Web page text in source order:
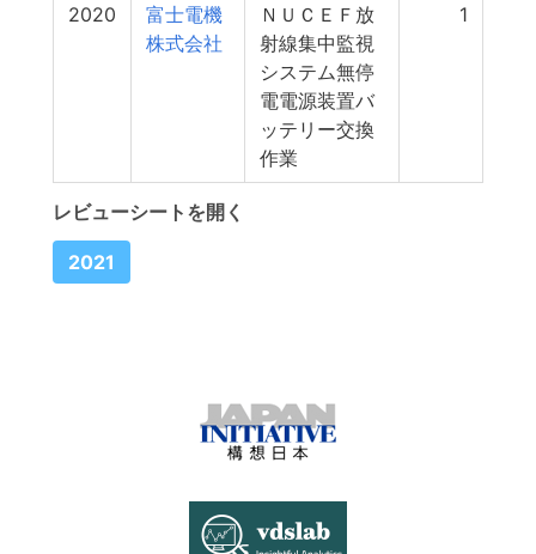
2020
富士電機
株式会社
ＮＵＣＥＦ放
射線集中監視
システム無停
電電源装置バ
ッテリー交換
作業
1
レビューシートを開く
2021